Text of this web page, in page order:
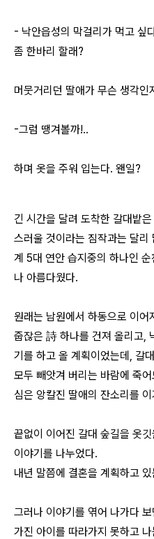
- 낙안읍성의 막걸리가 먹고 싶
좀 한바리 할래?
머뭇거리던 딸애가 무슨 생각인
-그럼 땡겨볼까!..
하며 옷을 주워 입는다. 왠일?
긴 시간을 달려 도착한 갈대밭
스러울 것이라는 짐작과는 달
계 5대 연안 습지중의 하나인
나 아름다웠다.
원래는 남원에서 하동으로 이
줍잖은 詩 하나를 건져 올리고,
기를 하고 올 계획이었는데, 갈
모두 빼앗겨 버리는 바람에 죽
심은 앙칼진 딸애의 잔소리를
끝없이 이어진 갈대 숲길을 옷
이야기를 나누었다.
내년 말쯤에 결혼을 계획하고
그러나 이야기를 엮어 나가다
가진 아이를 따라가지 못하고